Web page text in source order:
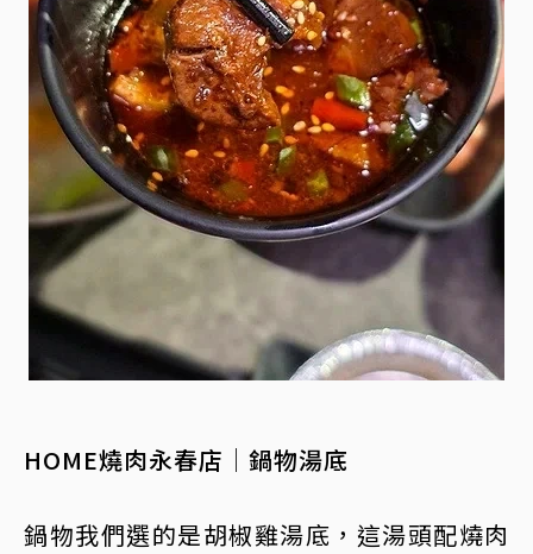
HOME燒肉永春店│鍋物湯底
鍋物我們選的是胡椒雞湯底，這湯頭配燒肉